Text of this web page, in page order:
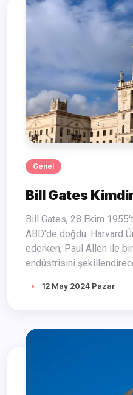
Genel
Bill Gates
Bill Gates, 28 Ekim 1955'te Seattle, Washington,
ABD'de doğdu. Harvard
ederken, Paul Allen ile
endüstrisini
12 May 2024 Pazar